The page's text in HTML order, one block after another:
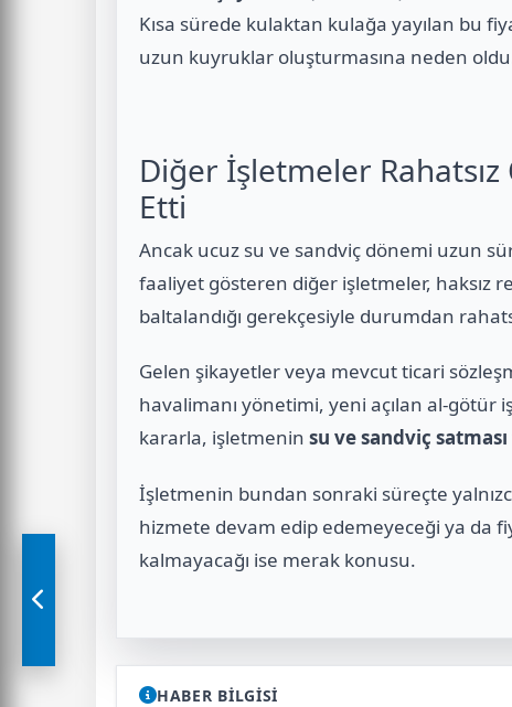
Kısa sürede kulaktan kulağa yayılan bu
uzun kuyruklar oluşturmasına neden
Diğer İşletmeler
Etti
Ancak ucuz su ve sandviç dönemi uzun
faaliyet gösteren diğer işletmeler, haksız
baltalandığı gerekçesiyle durumdan
Gelen şikayetler veya mevcut ticari
havalimanı yönetimi, yeni açılan al-götür
kararla, işletmenin su ve sandviç
İşletmenin bundan sonraki süreçte
hizmete devam edip edemeyeceği ya da
kalmayacağı ise merak konusu.
HABER BİLGİSİ